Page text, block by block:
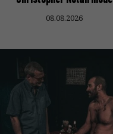
08.08.2026